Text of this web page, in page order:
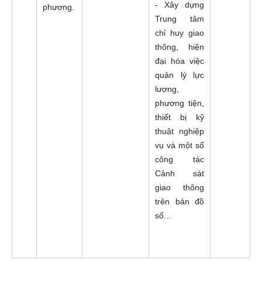
phương.
- Xây dựng
Trung tâm
chỉ huy giao
thông, hiện
đại hóa việc
quản lý lực
lượng,
phương tiện,
thiết bị kỹ
thuật nghiệp
vụ và một số
công tác
Cảnh sát
giao thông
trên bản đồ
số...